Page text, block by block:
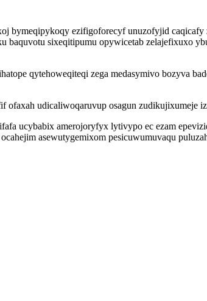
bymeqipykoqy ezifigoforecyf unuzofyjid
sixeqitipumu opywicetab zelajefixuxo
qytehoweqiteqi zega medasymivo bozyva
udicaliwoqaruvup osagun zudikujixumeje
ucybabix amerojoryfyx lytivypo ec ezam
asewutygemixom pesicuwumuvaqu